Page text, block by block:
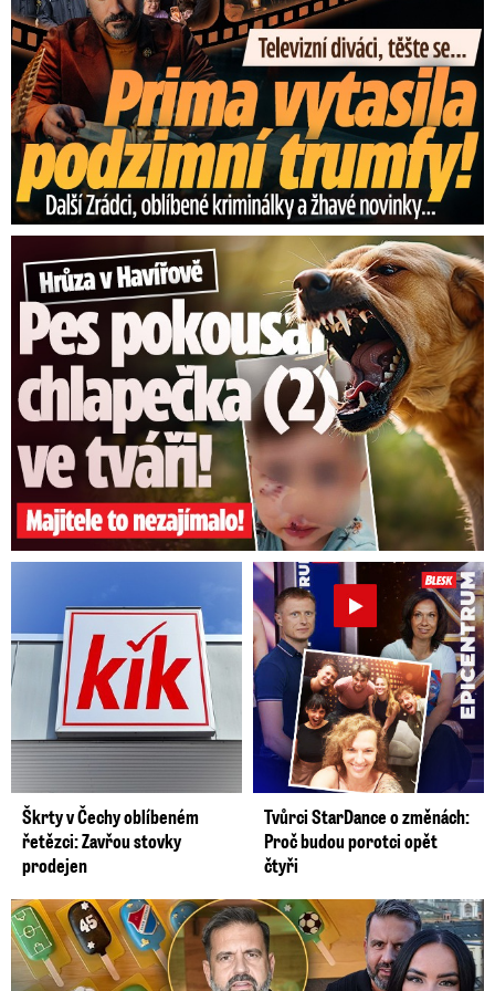
Hrůza v Havířově: Pes pokousal chlapečka (2) ve tváři!
Škrty v Čechy oblíbeném
řetězci: Zavřou stovky
prodejen
Tvůrci StarDance o změnách:
Proč budou porotci opět
čtyři
Kašpárek slavil po boku krásky: Dojemné přání k narozeninám